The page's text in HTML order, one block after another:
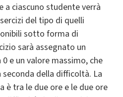
a ciascuno studente verrà
del tipo di quelli
sotto forma di
sarà assegnato un
e un valore massimo, che
seconda della difficoltà. La
è tra le due ore e le due ore